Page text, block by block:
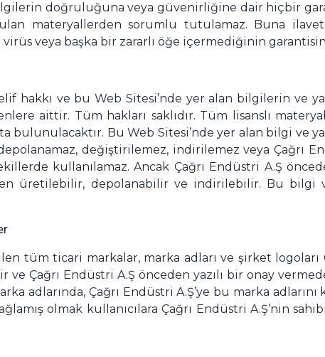
doğruluğuna veya güvenirliğine dair hiçbir
materyallerden sorumlu tutulamaz. Buna
virüs veya başka bir zararlı öğe içermediğinin
hakkı ve bu Web Sitesi’nde yer alan bilgilerin ve
aittir. Tüm hakları saklıdır. Tüm lisanslı
bulunulacaktır. Bu Web Sitesi’nde yer alan bilgi ve
depolanamaz, değiştirilemez, indirilemez veya Çağrı
kullanılamaz. Ancak Çağrı Endüstri A.Ş
üretilebilir, depolanabilir ve indirilebilir. Bu bilgi
tüm ticari markalar, marka adları ve şirket logoları
Çağrı Endüstri A.Ş önceden yazılı bir onay
adlarında, Çağrı Endüstri A.Ş’ye bu marka
olmak kullanıcılara Çağrı Endüstri A.Ş’nin